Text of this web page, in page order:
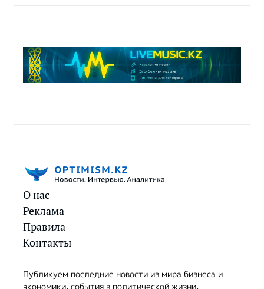
О нас
Реклама
Правила
Контакты
Публикуем последние новости из мира бизнеса и
экономики, события в политической жизни,